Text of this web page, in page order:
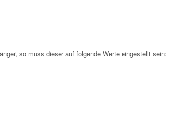
so muss dieser auf folgende Werte eingestellt sein: